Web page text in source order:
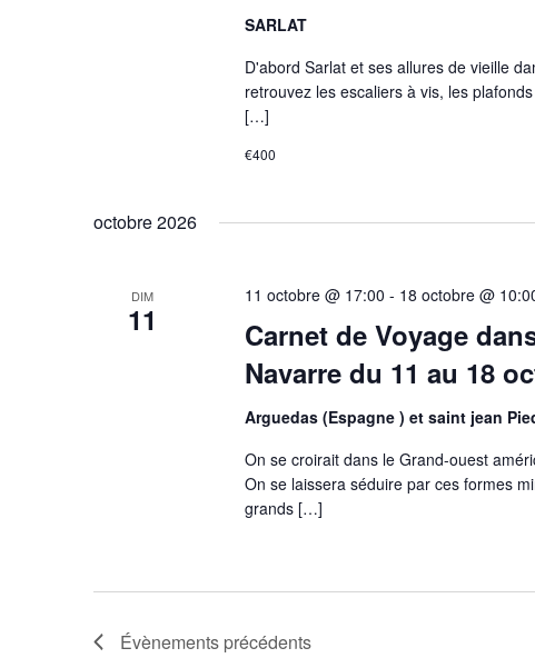
SARLAT
D'abord Sarlat et ses allures de vieille
retrouvez les escaliers à vis, les
[…]
€400
octobre 2026
DIM
11
Carnet de Voyage
Navarre du 11 au 18
11 octobre @ 17:00 - 18 octobre @
Arguedas (Espagne ) et saint jean
On se croirait dans le Grand-ouest
On se laissera séduire par ces formes
grands […]
Évènements précédents